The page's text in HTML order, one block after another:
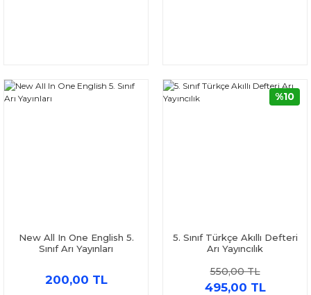
New All In One English 5.
Sınıf Arı Yayınları
200,00 TL
5. Sınıf Türkçe Akıllı Defteri
Arı Yayıncılık
550,00 TL
495,00 TL
%10